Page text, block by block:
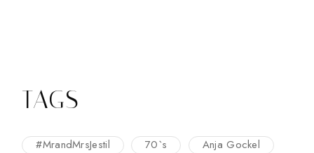
TAGS
#MrandMrsJestil 70`s
Anja Gockel